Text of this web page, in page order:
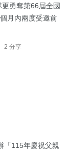
勇奪第66屆全國
月內兩度受邀前
2 分享
「115年慶祝父親